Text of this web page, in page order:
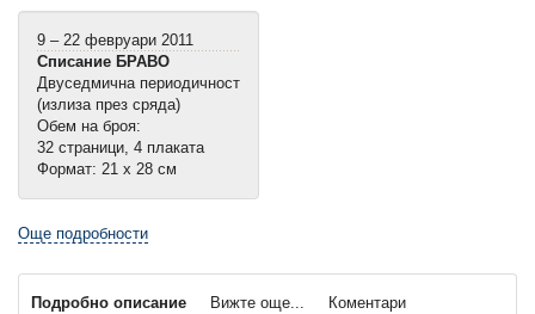
9 – 22 февруари 2011
Списание БРАВО
Двуседмична периодичност
(излиза през сряда)
Обем на броя:
32 страници, 4 плаката
Формат: 21 х 28 см
Още подробности
Подробно описание Вижте още... Коментари